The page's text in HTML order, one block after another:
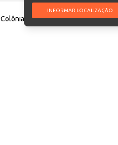
INFORMAR LOCALIZAÇÃO
Colônia Body Splash Phytoderm